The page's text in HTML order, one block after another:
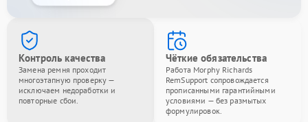
Контроль качества
Замена ремня проходит
многоэтапную проверку —
исключаем недоработки и
повторные сбои.
Чёткие обязательства
Работа Morphy Richards
RemSupport сопровождается
прописанными гарантийными
условиями — без размытых
формулировок.